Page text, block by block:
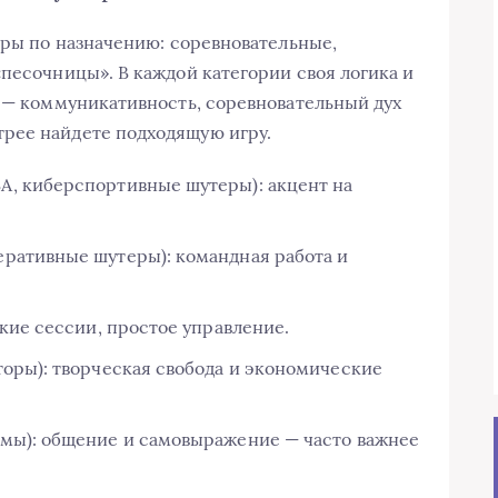
по назначению: соревновательные,
В каждой категории своя логика и
коммуникативность, соревновательный дух
найдете подходящую игру.
киберспортивные шутеры): акцент на
шутеры): командная работа и
сессии, простое управление.
творческая свобода и экономические
общение и самовыражение — часто важнее